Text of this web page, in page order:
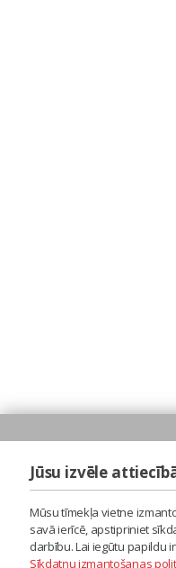
Jūsu izvēle
Mūsu tīmekļa vietne
savā ierīcē, apstipriniet
darbību. Lai iegūtu papildu
Sīkdatņu izmantošanas